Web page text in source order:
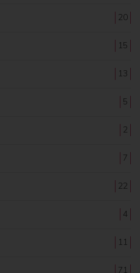
20
15
13
5
2
7
22
4
11
71